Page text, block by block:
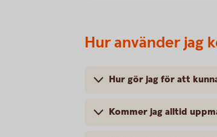
Hur använder jag
Hur gör jag för att
Kommer jag alltid